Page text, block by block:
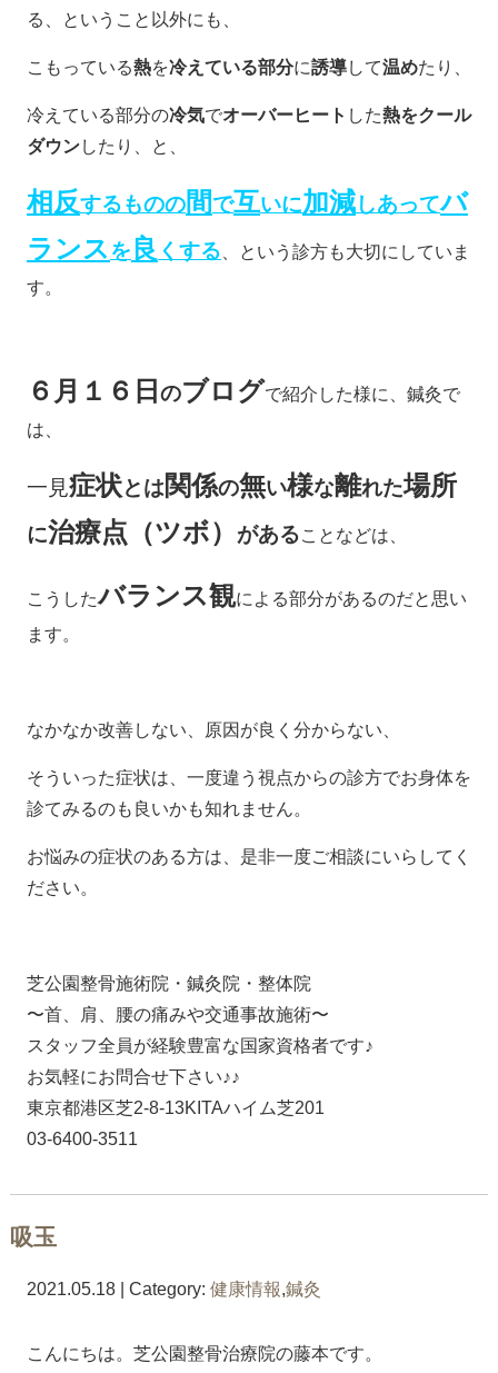
る、ということ以外にも、
こもっている熱を冷えている部分に誘導して温めたり、
冷えている部分の冷気でオーバーヒート した熱をクール
ダウンしたり、と、
相反するものの間で互いに加減しあってバ
ランス を 良 くする 、という診方も大切にしていま
す。
６月１６日 のブログで紹介した様に、鍼灸で
は、
一見症状とは関係の無い様な離れた場所
に治療点（ツボ） があることなどは、
こうしたバランス観による部分があるのだと思い
ます。
なかなか改善しない、原因が良く分からない、
そういった症状は、一度違う視点からの診方でお身体を
診てみるのも良いかも知れません。
お悩みの症状のある方は、是非一度ご相談にいらしてく
ださい。
芝公園整骨施術院・鍼灸院・整体院
〜首、肩、腰の痛みや交通事故施術〜
スタッフ全員が経験豊富な国家資格者です♪
お気軽にお問合せ下さい♪♪
東京都港区芝2-8-13KITAハイム芝201
03-6400-3511
吸玉
2021.05.18 | Category: 健康情報,鍼灸
こんにちは。芝公園整骨治療院の藤本です。